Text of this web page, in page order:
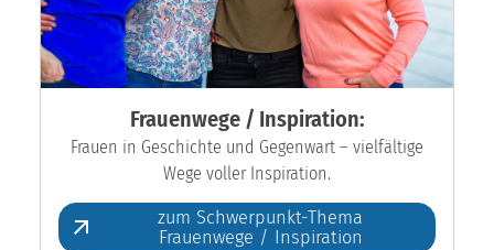
Frauenwege / Inspiration:
Frauen in Geschichte und Gegenwart – vielfältige
Wege voller Inspiration.
zum Schwerpunkt-Thema
Frauenwege / Inspiration